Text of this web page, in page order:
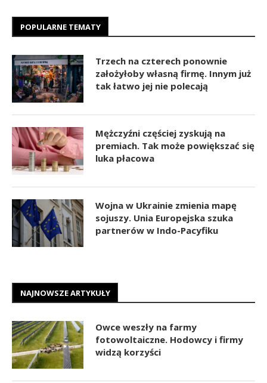
POPULARNE TEMATY
Trzech na czterech ponownie
założyłoby własną firmę. Innym już
tak łatwo jej nie polecają
Mężczyźni częściej zyskują na
premiach. Tak może powiększać się
luka płacowa
Wojna w Ukrainie zmienia mapę
sojuszy. Unia Europejska szuka
partnerów w Indo-Pacyfiku
NAJNOWSZE ARTYKUŁY
Owce weszły na farmy
fotowoltaiczne. Hodowcy i firmy
widzą korzyści